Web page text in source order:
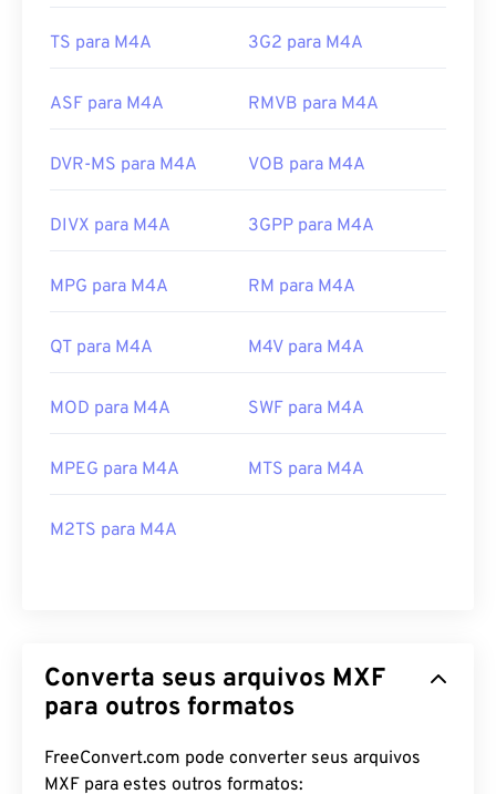
TS para M4A 3G2 para M4A
ASF para M4A RMVB para M4A
DVR-MS para M4A VOB para M4A
DIVX para M4A 3GPP para M4A
MPG para M4A RM para M4A
QT para M4A M4V para M4A
MOD para M4A SWF para M4A
MPEG para M4A MTS para M4A
M2TS para M4A
Converta seus arquivos MXF
para outros formatos
FreeConvert.com pode converter seus arquivos
MXF para estes outros formatos: